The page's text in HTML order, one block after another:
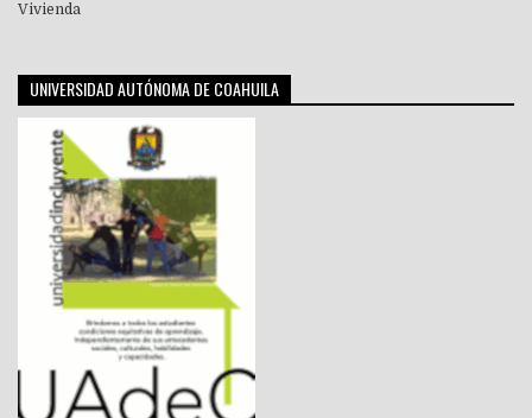
Vivienda
UNIVERSIDAD AUTÓNOMA DE COAHUILA